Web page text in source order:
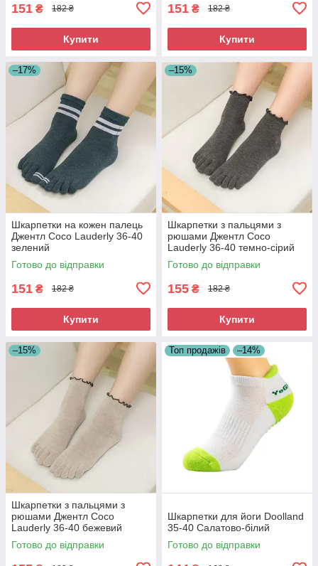
151 ₴ 182 ₴
Купити
151 ₴ 182 ₴
Купити
–17%
Шкарпетки на кожен палець
Джентл Coco Lauderly 36-40
зелений
Готово до відправки
151 ₴ 182 ₴
Купити
–15%
Шкарпетки з пальцями з
рюшами Джентл Coco
Lauderly 36-40 темно-сірий
Готово до відправки
155 ₴ 182 ₴
Купити
–15%
Шкарпетки з пальцями з
рюшами Джентл Coco
Lauderly 36-40 бежевий
Готово до відправки
Топ продажів –14%
Шкарпетки для йоги Doolland
35-40 Салатово-білий
Готово до відправки